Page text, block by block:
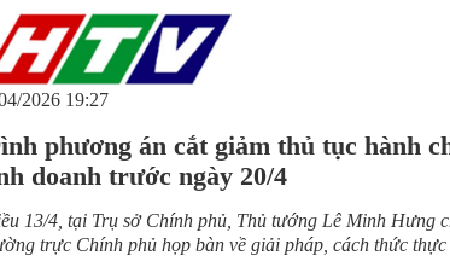
2026 19:27
phương án cắt giảm thủ tục hành
doanh trước ngày 20/4
13/4, tại Trụ sở Chính phủ, Thủ tướng Lê Minh Hưng
trực Chính phủ họp bàn về giải pháp, cách thức